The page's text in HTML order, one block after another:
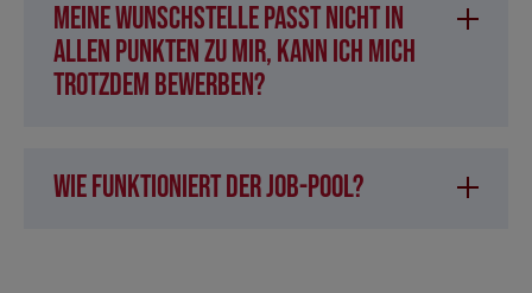
Meine Wunschstelle passt nicht in
allen Punkten zu mir, kann ich mich
trotzdem bewerben?
Wie funktioniert der Job-Pool?